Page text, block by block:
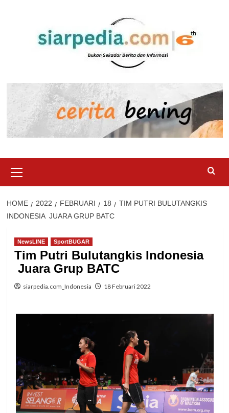
Menu
HOME 2022 FEBRUARI 18
TIM PUTRI BULUTANGKIS
INDONESIA JUARA GRUP BATC
NewsLINE SportBUGAR
Tim Putri Bulutangkis Indonesia
Juara Grup BATC
siarpedia.com_Indonesia 18 Februari 2022